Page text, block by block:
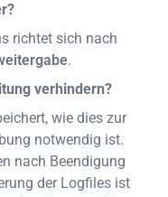
richtet sich nach
.
verhindern?
wie dies zur
notwendig ist.
nach Beendigung
der Logfiles ist